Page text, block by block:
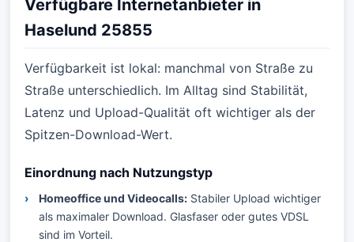
Verfügbare Internetanbieter in
Haselund 25855
Verfügbarkeit ist lokal: manchmal von Straße zu
Straße unterschiedlich. Im Alltag sind Stabilität,
Latenz und Upload-Qualität oft wichtiger als der
Spitzen-Download-Wert.
Einordnung nach Nutzungstyp
Homeoffice und Videocalls: Stabiler Upload wichtiger
als maximaler Download. Glasfaser oder gutes VDSL
sind im Vorteil.